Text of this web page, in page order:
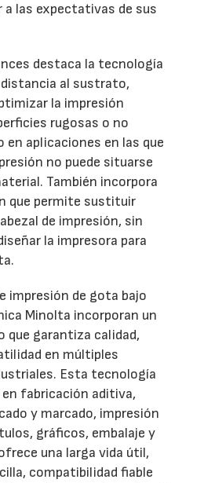
a las expectativas de sus
destaca la tecnología
al sustrato,
la impresión
rugosas o no
en aplicaciones en las que
no puede situarse
También incorpora
que permite sustituir
de impresión, sin
la impresora para
impresión de gota bajo
Minolta incorporan un
que garantiza calidad,
en múltiples
Esta tecnología
fabricación aditiva,
y marcado, impresión
gráficos, embalaje y
una larga vida útil,
compatibilidad fiable